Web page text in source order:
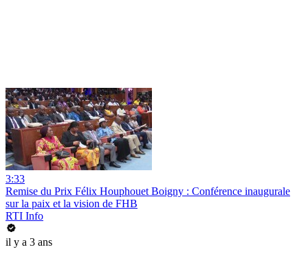
3:33
Remise du Prix Félix Houphouet Boigny : Conférence inaugurale
sur la paix et la vision de FHB
RTI Info
il y a 3 ans